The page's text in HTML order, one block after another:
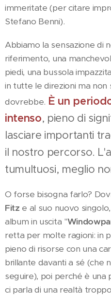
immeritate (per citare
Stefano Benni).
Abbiamo la sensazione di
riferimento, una
piedi, una bussola
in tutte le direzioni ma non
dovrebbe. È un
intenso, pieno di
lasciare importanti
il nostro percorso.
tumultuosi, meglio
O forse bisogna farlo?
Fitz e al suo nuovo
album in uscita "
retta per molte ragioni: in
pieno di risorse con una
brillante davanti a sé (che
seguire), poi perché è una
ci parla di una realtà